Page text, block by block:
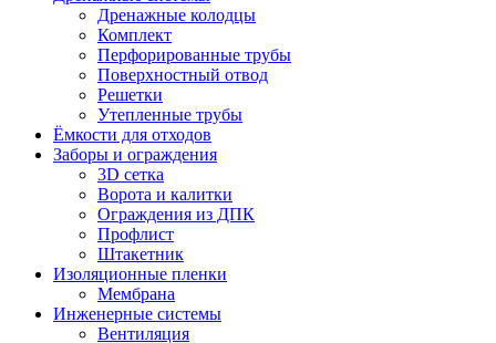
Дренажные колодцы
Комплект
Перфорированные трубы
Поверхностный отвод
Решетки
Утепленные трубы
Ёмкости для отходов
Заборы и ограждения
3D сетка
Ворота и калитки
Ограждения из ДПК
Профлист
Штакетник
Изоляционные пленки
Мембрана
Инженерные системы
Вентиляция